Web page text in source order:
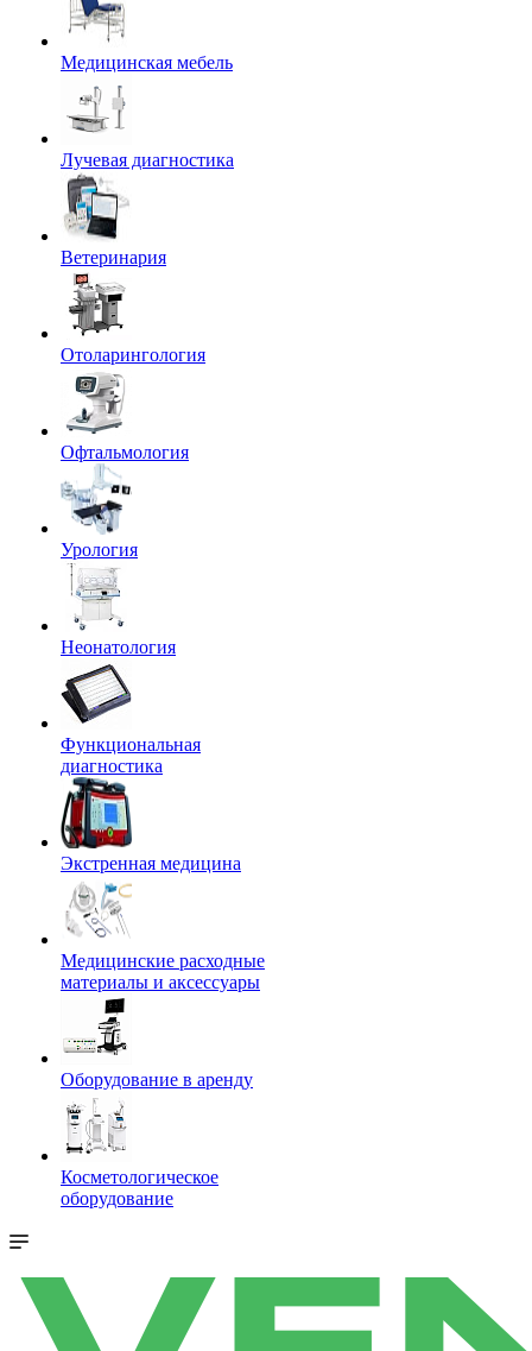
Медицинская мебель
Лучевая диагностика
Ветеринария
Отоларингология
Офтальмология
Урология
Неонатология
Функциональная
диагностика
Экстренная медицина
Медицинские расходные
материалы и аксессуары
Оборудование в аренду
Косметологическое
оборудование